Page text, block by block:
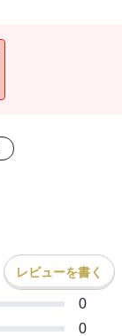
１人のお笑いタ
たせていたこと
意――赤川マジッ
弾。
レビューを書く
0
0